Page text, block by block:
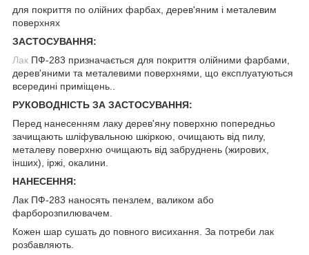
для покриття по олійних фарбах, дерев'яним і металевим
поверхнях
ЗАСТОСУВАННЯ:
Лак ПФ-283 призначається для покриття олійними фарбами,
дерев'яними та металевими поверхнями, що експлуатуються
всередині приміщень..
РУКОВОДНІСТЬ ЗА ЗАСТОСУВАННЯ:
Перед нанесенням лаку дерев'яну поверхню попередньо
зачищають шліфувальною шкіркою, очищають від пилу,
металеву поверхню очищають від забруднень (жирових,
інших), іржі, окалини.
НАНЕСЕННЯ:
Лак ПФ-283 наносять пензлем, валиком або
фарборозпилювачем.
Кожен шар сушать до повного висихання. За потреби лак
розбавляють.